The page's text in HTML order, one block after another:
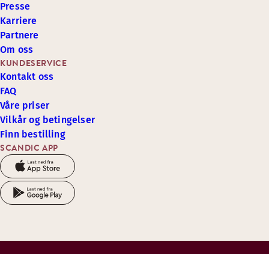
SCANDIC APP
KUNDESERVICE
Kontakt oss
FAQ
Våre priser
Vilkår og betingelser
Finn bestilling
Presse
Karriere
Partnere
Om oss